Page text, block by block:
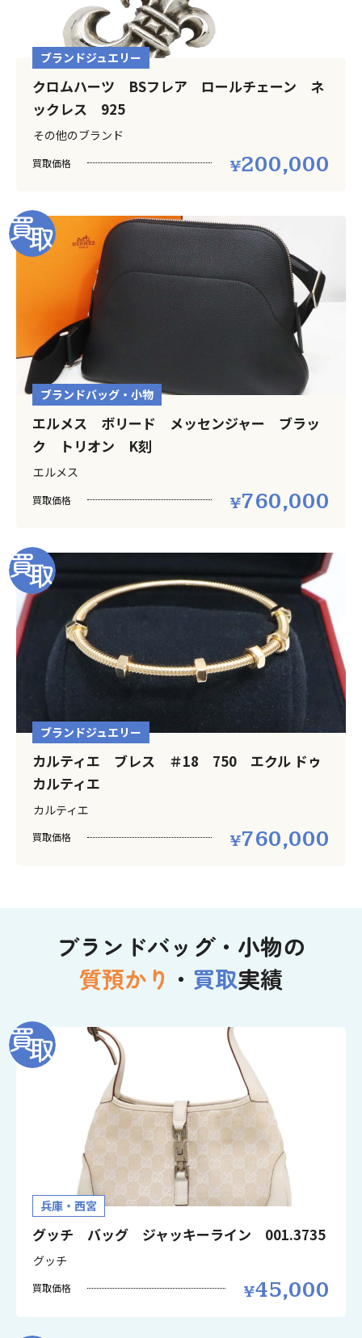
ブランドジュエリー
クロムハーツ BSフレア ロールチェーン ネ
ックレス 925
その他のブランド
買取価格 200,000
ブランドバッグ・小物
エルメス ボリード メッセンジャー ブラッ
ク トリオン K刻
エルメス
買取価格 760,000
ブランドジュエリー
カルティエ ブレス ＃18 750 エクル ドゥ
カルティエ
カルティエ
買取価格 760,000
ブランドバッグ・小物の
質預かり ・ 買取実績
兵庫・西宮
グッチ バッグ ジャッキーライン 001.3735
グッチ
買取価格 45,000